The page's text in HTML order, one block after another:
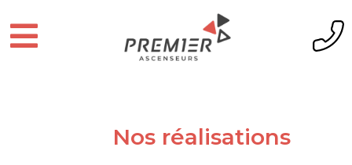
Nos réalisations